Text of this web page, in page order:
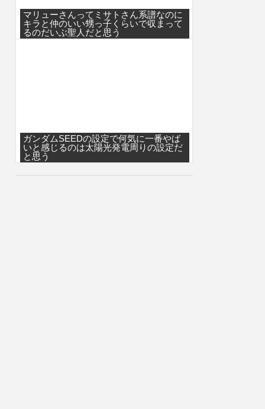
マリューさんってミサトさん系譜なのに
キラと仲のいい甥っ子くらいで収まって
るのだいぶ聖人だと思う
ガンダムSEEDの設定で何気に一番やば
いと感じるのは太陽光発電周りの設定だ
と思う